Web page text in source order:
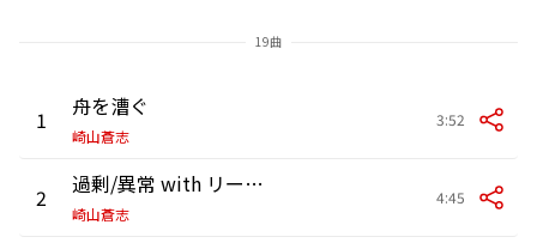
19曲
1 舟を漕ぐ
崎山蒼志
3:52
2 過剰/異常 with リーガルリリー
崎山蒼志
4:45